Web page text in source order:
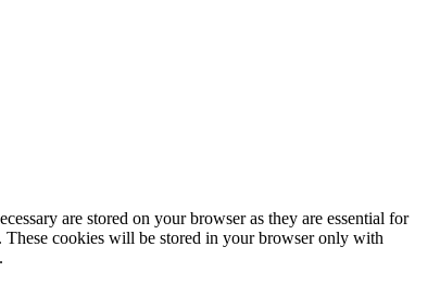
are stored on your browser as they are essential for
These cookies will be stored in your browser only with